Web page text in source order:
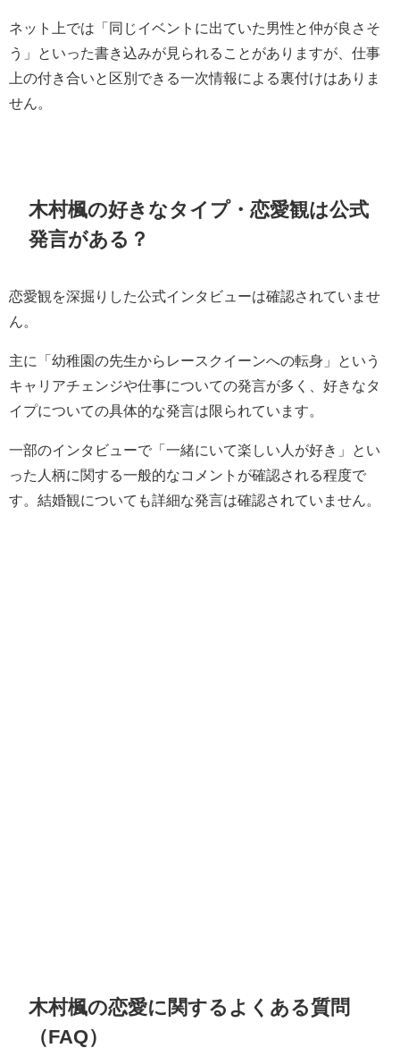
ネット上では「同じイベントに出ていた男性と仲が良さそ
う」といった書き込みが見られることがありますが、仕事
上の付き合いと区別できる一次情報による裏付けはありま
せん。
木村楓の好きなタイプ・恋愛観は公式
発言がある？
恋愛観を深掘りした公式インタビューは確認されていませ
ん。
主に「幼稚園の先生からレースクイーンへの転身」という
キャリアチェンジや仕事についての発言が多く、好きなタ
イプについての具体的な発言は限られています。
一部のインタビューで「一緒にいて楽しい人が好き」とい
った人柄に関する一般的なコメントが確認される程度で
す。結婚観についても詳細な発言は確認されていません。
木村楓の恋愛に関するよくある質問
（FAQ）